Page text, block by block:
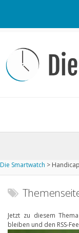
Kontakt / Tipp
Impressum
iPhone kaufen
Startseite
Aktuelle
Marken und
Die Smartwatch >
Jetzt zu diesem
bleiben und den RSS-